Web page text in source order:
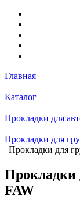
Главная
Каталог
Прокладки для
Прокладки для
Прокладки для
Прокладки
FAW